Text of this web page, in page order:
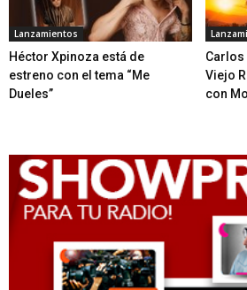
Lanzamientos
Héctor Xpinoza está de
estreno con el tema “Me
Dueles”
Carlos
Viejo
con